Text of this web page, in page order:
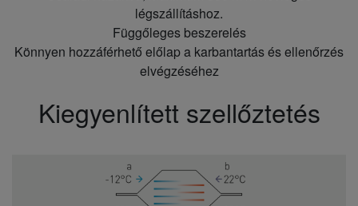
légszállításhoz.
Függőleges beszerelés
Könnyen hozzáférhető előlap a karbantartás és ellenőrzés
elvégzéséhez
Kiegyenlített szellőztetés